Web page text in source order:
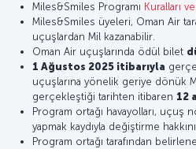
Miles&Smiles Programı Kuralları
Miles&Smiles üyeleri, Oman Air
uçuşlardan Mil kazanabilir.
Oman Air uçuşlarında ödül bilet
1 Ağustos 2025 itibarıyla
uçuşlarına yönelik geriye dönük
gerçekleştiği tarihten itibaren 12
Program ortağı havayolları, uçuş
yapmak kaydıyla değiştirme
Program ortağı tarafından